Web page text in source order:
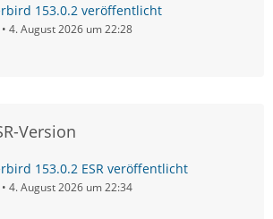
153.0.2 veröffentlicht
4. August 2026 um 22:28
Version
153.0.2 ESR veröffentlicht
4. August 2026 um 22:34